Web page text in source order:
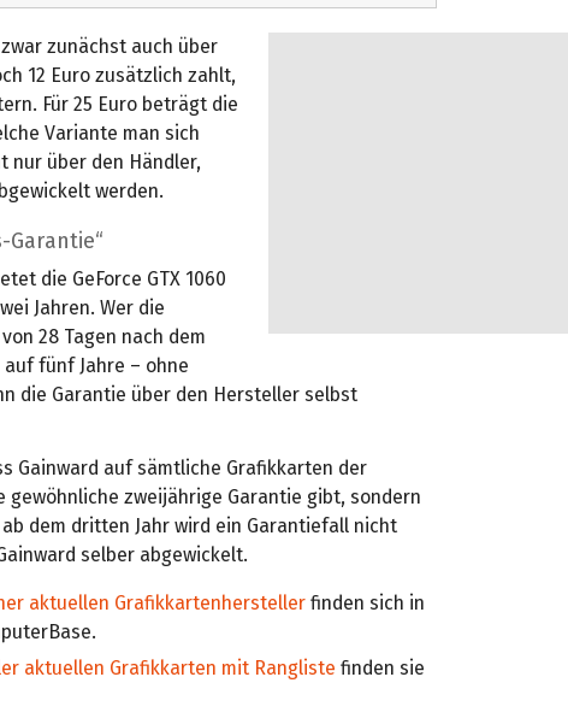
zwar zunächst auch über
12 Euro zusätzlich zahlt,
Für 25 Euro beträgt die
Variante man sich
nur über den Händler,
werden.
Garantie“
die GeForce GTX 1060
Jahren. Wer die
28 Tagen nach dem
fünf Jahre – ohne
die Garantie über den Hersteller selbst
Gainward auf sämtliche Grafikkarten der
gewöhnliche zweijährige Garantie gibt, sondern
dem dritten Jahr wird ein Garantiefall nicht
selber abgewickelt.
aktuellen Grafikkartenhersteller finden sich in
aktuellen Grafikkarten mit Rangliste finden sie